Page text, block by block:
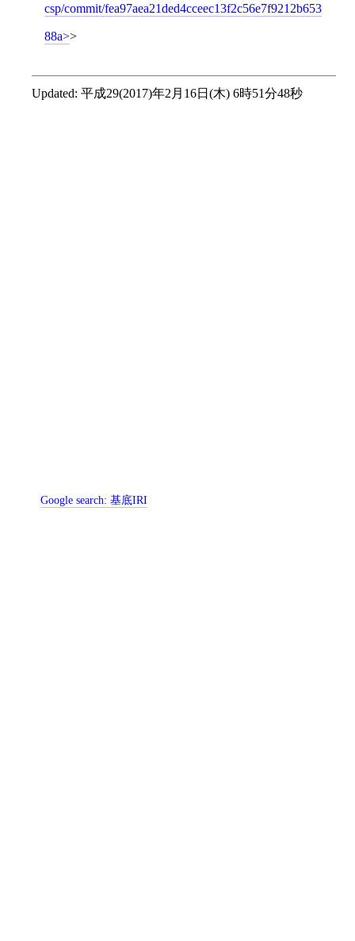
csp/commit/fea97aea21ded4cceec13f2c56e7f9212b653
88a >
Updated: 平成29(2017)年2月16日(木) 6時51分48秒
Google search:基底IRI